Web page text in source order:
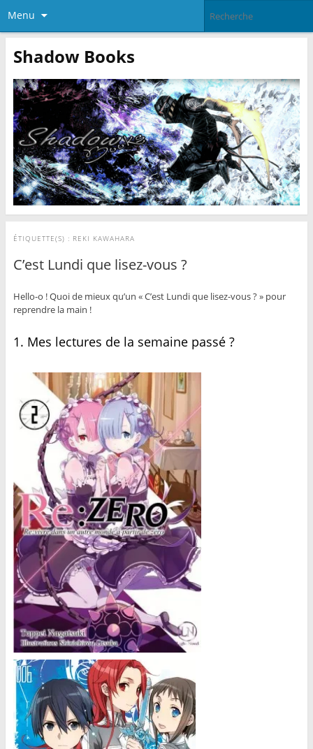
Menu
Shadow Books
ÉTIQUETTE(S) : REKI KAWAHARA
C’est Lundi que lisez-vous ?
Hello-o ! Quoi de mieux qu’un « C’est Lundi que lisez-vous ? » pour
reprendre la main !
1. Mes lectures de la semaine passé ?